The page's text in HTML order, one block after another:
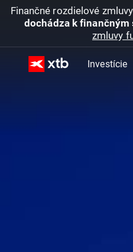
Finančné rozdielové
dochádza k
zmluvy
Investície